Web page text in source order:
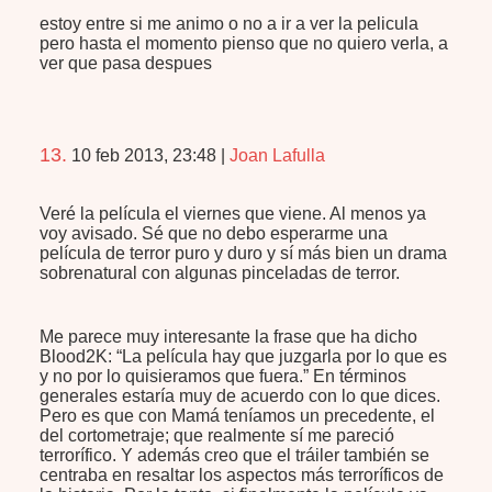
estoy entre si me animo o no a ir a ver la pelicula
pero hasta el momento pienso que no quiero verla, a
ver que pasa despues
13. 10 feb 2013, 23:48 Joan Lafulla
Veré la película el viernes que viene. Al menos ya
voy avisado. Sé que no debo esperarme una
película de terror puro y duro y sí más bien un drama
sobrenatural con algunas pinceladas de terror.
Me parece muy interesante la frase que ha dicho
Blood2K: “La película hay que juzgarla por lo que es
y no por lo quisieramos que fuera.” En términos
generales estaría muy de acuerdo con lo que dices.
Pero es que con Mamá teníamos un precedente, el
del cortometraje; que realmente sí me pareció
terrorífico. Y además creo que el tráiler también se
centraba en resaltar los aspectos más terroríficos de